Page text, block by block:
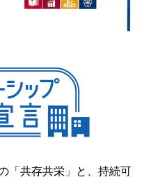
「共存共栄」と、持続可